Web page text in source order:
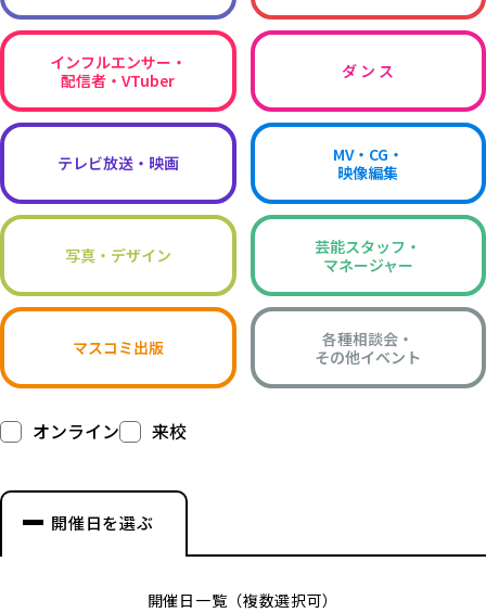
インフルエンサー・
配信者・VTuber
ダ ン ス
テレビ放送・映画
MV・CG・
映像編集
写真・デザイン
芸能スタッフ・
マネージャー
マスコミ出版
各種相談会・
その他イベント
オンライン 来校
開催日を選ぶ
開催日一覧（複数選択可）